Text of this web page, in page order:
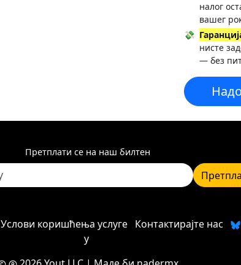
налог
вашег
💸
нисте
— без
Претплати се на наш билтен
Услови коришћења услуге Контактирајте нас
у